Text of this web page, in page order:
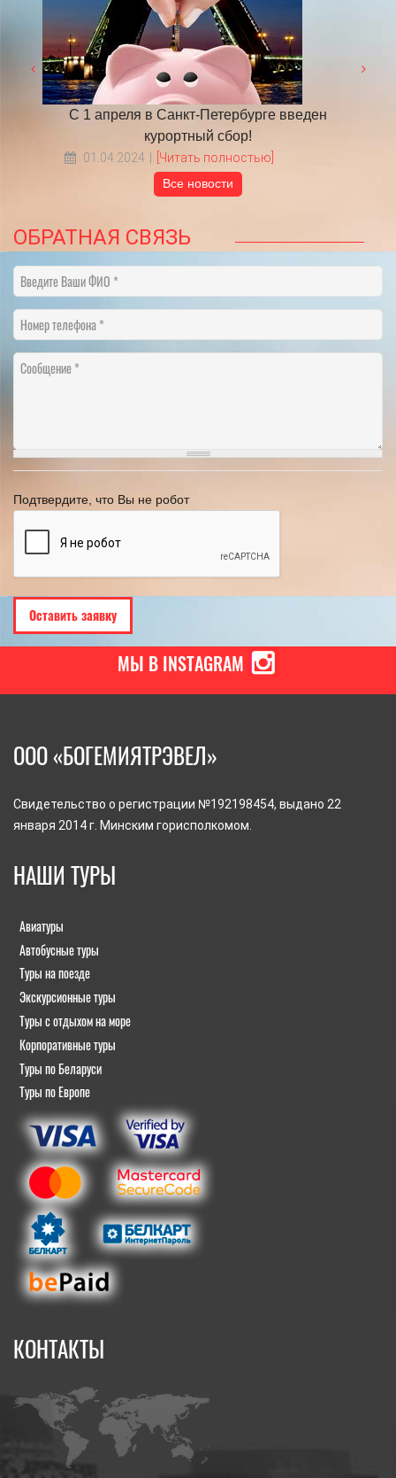
С 1 апреля в Санкт-Петербурге введен
курортный сбор!
01.04.2024 [Читать полностью]
Все новости
ОБРАТНАЯ СВЯЗЬ
Введите Ваши ФИО
Номер телефона
Сообщение
Подтвердите, что Вы не робот
МЫ В INSTAGRAM
ООО «БОГЕМИЯТРЭВЕЛ»
Свидетельство о регистрации №192198454, выдано 22
января 2014 г. Минским горисполкомом.
НАШИ ТУРЫ
Авиатуры
Автобусные туры
Туры на поезде
Экскурсионные туры
Туры с отдыхом на море
Корпоративные туры
Туры по Беларуси
Туры по Европе
КОНТАКТЫ